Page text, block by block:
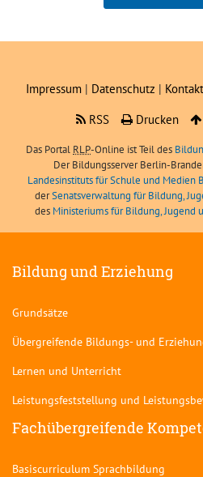
Boris Angerer,
Impressum | Datenschutz | Kontakt
RSS
Drucken
Das Portal RLP-Online ist Teil des
Der Bildungsserver Berlin-
Landesinstituts für Schule und Medien
derSenatsverwaltung für Bildung,
des Ministeriums für Bildung, Jugend
Bildung und Erziehung
Grundsätze
Übergreifende Bildungs- und
Lernen und Unterricht
Leistungsfeststellung und
Fachübergreifende
Basiscurriculum Sprachbildung